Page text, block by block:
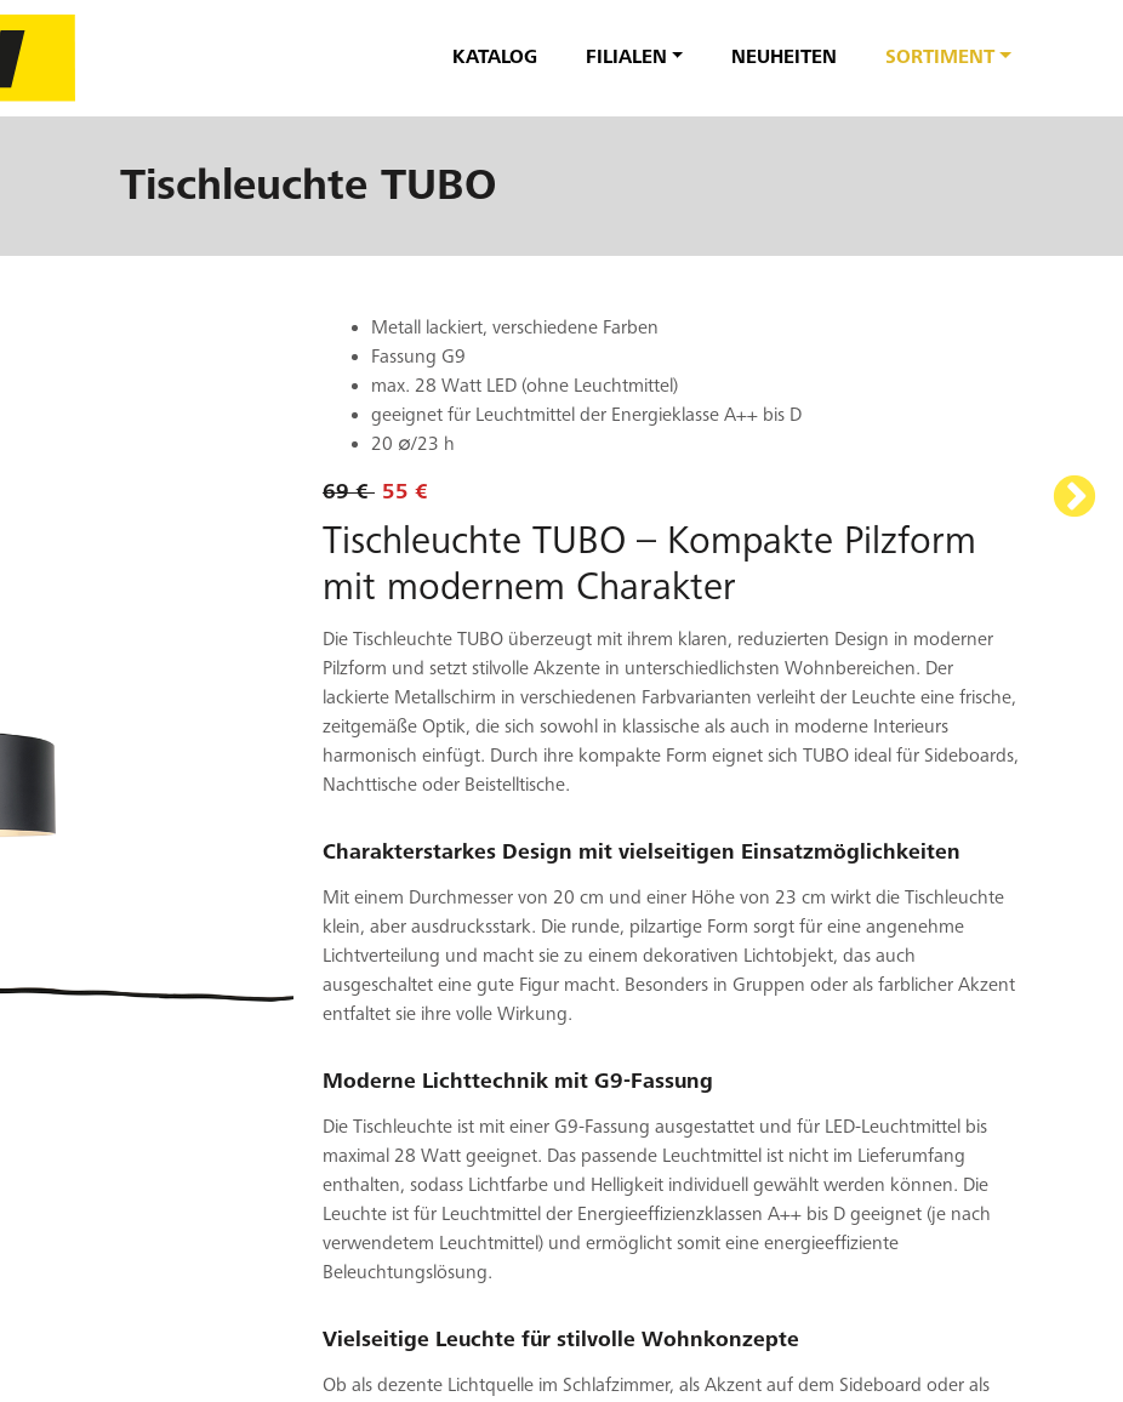
KATALOG FILIALEN NEUHEITEN SORTIMENT
Tischleuchte TUBO
Metall lackiert, verschiedene Farben
Fassung G9
max. 28 Watt LED (ohne Leuchtmittel)
geeignet für Leuchtmittel der Energieklasse A++ bis D
20 ∅/23 h
69 € 55 €
Tischleuchte TUBO – Kompakte Pilzform
mit modernem Charakter
Die Tischleuchte TUBO überzeugt mit ihrem klaren, reduzierten Design in moderner
Pilzform und setzt stilvolle Akzente in unterschiedlichsten Wohnbereichen. Der
lackierte Metallschirm in verschiedenen Farbvarianten verleiht der Leuchte eine frische,
zeitgemäße Optik, die sich sowohl in klassische als auch in moderne Interieurs
harmonisch einfügt. Durch ihre kompakte Form eignet sich TUBO ideal für Sideboards,
Nachttische oder Beistelltische.
Charakterstarkes Design mit vielseitigen Einsatzmöglichkeiten
Mit einem Durchmesser von 20 cm und einer Höhe von 23 cm wirkt die Tischleuchte
klein, aber ausdrucksstark. Die runde, pilzartige Form sorgt für eine angenehme
Lichtverteilung und macht sie zu einem dekorativen Lichtobjekt, das auch
ausgeschaltet eine gute Figur macht. Besonders in Gruppen oder als farblicher Akzent
entfaltet sie ihre volle Wirkung.
Moderne Lichttechnik mit G9-Fassung
Die Tischleuchte ist mit einer G9-Fassung ausgestattet und für LED-Leuchtmittel bis
maximal 28 Watt geeignet. Das passende Leuchtmittel ist nicht im Lieferumfang
enthalten, sodass Lichtfarbe und Helligkeit individuell gewählt werden können. Die
Leuchte ist für Leuchtmittel der Energieeffizienzklassen A++ bis D geeignet (je nach
verwendetem Leuchtmittel) und ermöglicht somit eine energieeffiziente
Beleuchtungslösung.
Vielseitige Leuchte für stilvolle Wohnkonzepte
Ob als dezente Lichtquelle im Schlafzimmer, als Akzent auf dem Sideboard oder als